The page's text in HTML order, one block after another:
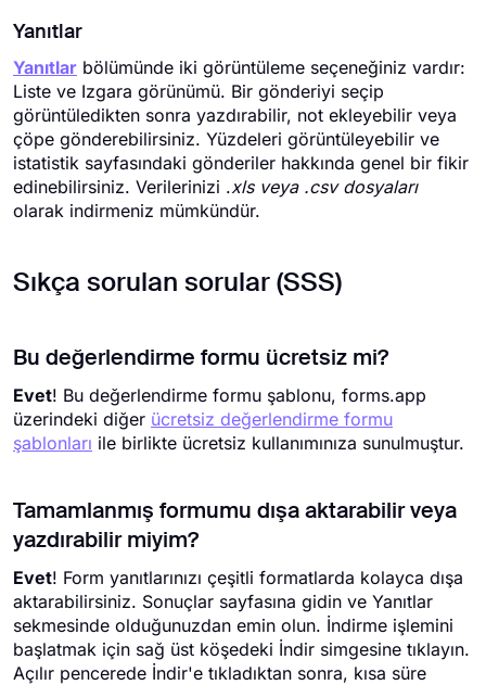
Yanıtlar
Yanıtlar bölümünde iki görüntüleme seçeneğiniz vardır:
Liste ve Izgara görünümü. Bir gönderiyi seçip
görüntüledikten sonra yazdırabilir, not ekleyebilir veya
çöpe gönderebilirsiniz. Yüzdeleri görüntüleyebilir ve
istatistik sayfasındaki gönderiler hakkında genel bir fikir
edinebilirsiniz. Verilerinizi .xls veya .csv dosyaları
olarak indirmeniz mümkündür.
Sıkça sorulan sorular (SSS)
Bu değerlendirme formu ücretsiz mi?
Evet! Bu değerlendirme formu şablonu, forms.app
üzerindeki diğer ücretsiz değerlendirme formu
şablonları ile birlikte ücretsiz kullanımınıza sunulmuştur.
Tamamlanmış formumu dışa aktarabilir veya
yazdırabilir miyim?
Evet! Form yanıtlarınızı çeşitli formatlarda kolayca dışa
aktarabilirsiniz. Sonuçlar sayfasına gidin ve Yanıtlar
sekmesinde olduğunuzdan emin olun. İndirme işlemini
başlatmak için sağ üst köşedeki İndir simgesine tıklayın.
Açılır pencerede İndir'e tıkladıktan sonra, kısa süre